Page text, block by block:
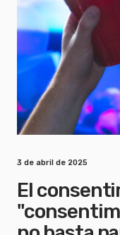
3 de abril de 2025
El